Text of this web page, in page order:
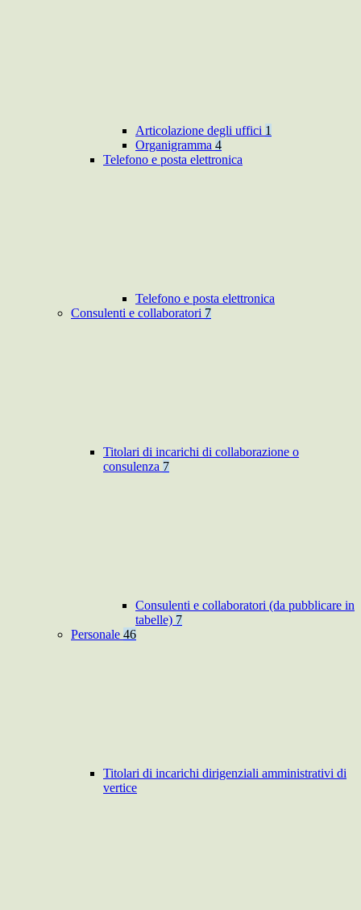
Articolazione degli uffici 1
Organigramma 4
Telefono e posta elettronica
Telefono e posta elettronica
Consulenti e collaboratori 7
Titolari di incarichi di collaborazione o
consulenza 7
Consulenti e collaboratori (da pubblicare in
tabelle) 7
Personale 46
Titolari di incarichi dirigenziali amministrativi di
vertice